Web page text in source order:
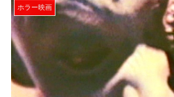
ホラー映画